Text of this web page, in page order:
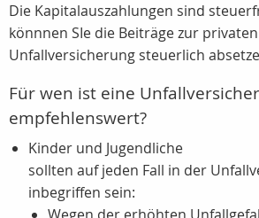
Die Kapitalauszahlungen sind
könnnen SIe die Beiträge zur privaten
Unfallversicherung steuerlich
Für wen ist eine
empfehlenswert?
Kinder und Jugendliche
sollten auf jeden Fall in der
inbegriffen sein: